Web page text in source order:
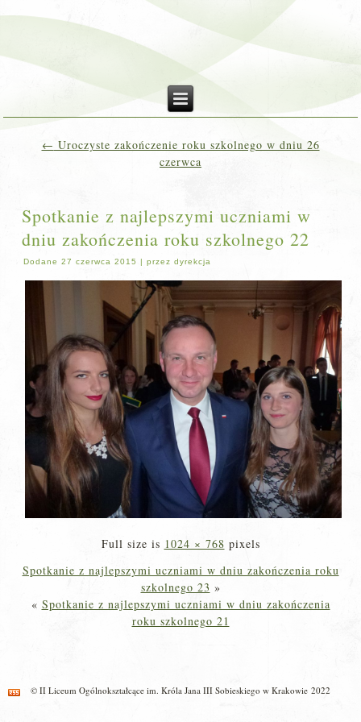
← Uroczyste zakończenie roku szkolnego w dniu 26
czerwca
Spotkanie z najlepszymi uczniami w
dniu zakończenia roku szkolnego 22
Dodane 27 czerwca 2015 |przez dyrekcja
Full size is 1024 × 768 pixels
Spotkanie z najlepszymi uczniami w dniu zakończenia roku
szkolnego 23 »
« Spotkanie z najlepszymi uczniami w dniu zakończenia
roku szkolnego 21
© II Liceum Ogólnokształcące im. Króla Jana III Sobieskiego w Krakowie 2022